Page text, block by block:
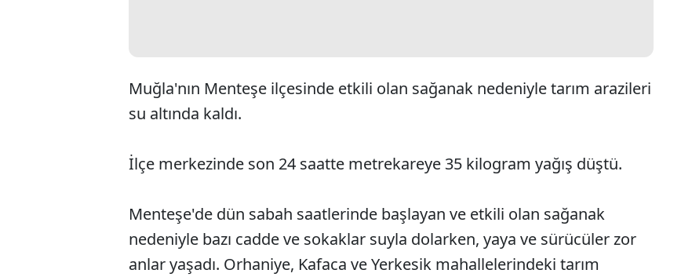
Muğla'nın Menteşe ilçesinde etkili olan sağanak nedeniyle tarım arazileri
su altında kaldı.
İlçe merkezinde son 24 saatte metrekareye 35 kilogram yağış düştü.
Menteşe'de dün sabah saatlerinde başlayan ve etkili olan sağanak
nedeniyle bazı cadde ve sokaklar suyla dolarken, yaya ve sürücüler zor
anlar yaşadı. Orhaniye, Kafaca ve Yerkesik mahallelerindeki tarım